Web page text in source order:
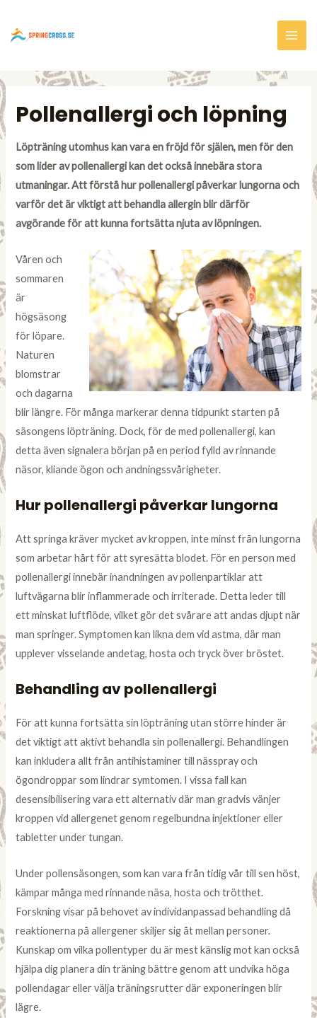
Pollenallergi och löpning
Löpträning utomhus kan vara en fröjd för själen, men för den
som lider av pollenallergi kan det också innebära stora
utmaningar. Att förstå hur pollenallergi påverkar lungorna och
varför det är viktigt att behandla allergin blir därför
avgörande för att kunna fortsätta njuta av löpningen.
Våren och
sommaren
är
högsäsong
för löpare.
Naturen
blomstrar
och dagarna
blir längre. För många markerar denna tidpunkt starten på
säsongens löpträning. Dock, för de med pollenallergi, kan
detta även signalera början på en period fylld av rinnande
näsor, kliande ögon och andningssvårigheter.
Hur pollenallergi påverkar lungorna
Att springa kräver mycket av kroppen, inte minst från lungorna
som arbetar hårt för att syresätta blodet. För en person med
pollenallergi innebär inandningen av pollenpartiklar att
luftvägarna blir inflammerade och irriterade. Detta leder till
ett minskat luftflöde, vilket gör det svårare att andas djupt när
man springer. Symptomen kan likna dem vid astma, där man
upplever visselande andetag, hosta och tryck över bröstet.
Behandling av pollenallergi
För att kunna fortsätta sin löpträning utan större hinder är
det viktigt att aktivt behandla sin pollenallergi. Behandlingen
kan inkludera allt från antihistaminer till nässpray och
ögondroppar som lindrar symtomen. I vissa fall kan
desensibilisering vara ett alternativ där man gradvis vänjer
kroppen vid allergenet genom regelbundna injektioner eller
tabletter under tungan.
Under pollensäsongen, som kan vara från tidig vår till sen höst,
kämpar många med rinnande näsa, hosta och trötthet.
Forskning visar på behovet av individanpassad behandling då
reaktionerna på allergener skiljer sig åt mellan personer.
Kunskap om vilka pollentyper du är mest känslig mot kan också
hjälpa dig planera din träning bättre genom att undvika höga
pollendagar eller välja träningsrutter där exponeringen blir
lägre.